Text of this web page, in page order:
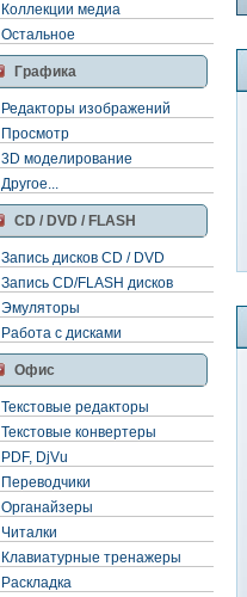
Коллекции медиа
Остальное
Графика
Редакторы изображений
Просмотр
3D моделирование
Другое...
CD / DVD / FLASH
Запись дисков CD / DVD
Запись CD/FLASH дисков
Эмуляторы
Работа с дисками
Офис
Текстовые редакторы
Текстовые конвертеры
PDF, DjVu
Переводчики
Органайзеры
Читалки
Клавиатурные тренажеры
Раскладка